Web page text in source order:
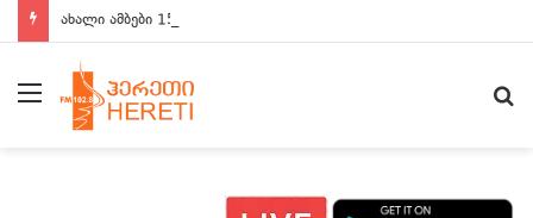
ახალი ამბები 15:00 საათზე
მენიუ